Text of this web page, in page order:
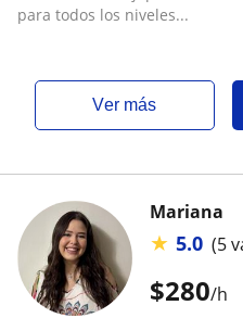
para todos los niveles...
ver más
$280/h
Mariana
★ 5.0 (5